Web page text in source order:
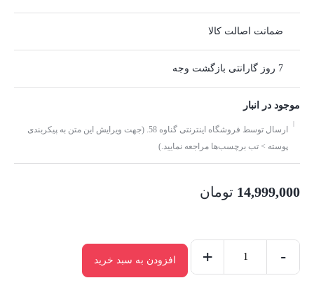
ضمانت اصالت کالا
7 روز گارانتی بازگشت وجه
موجود در انبار
ارسال توسط فروشگاه اینترنتی گناوه 58. (جهت ویرایش این متن به پیکربندی
پوسته > تب برچسب‌ها مراجعه نمایید.)
14,999,000 تومان
-
+ افزودن به سبد خرید